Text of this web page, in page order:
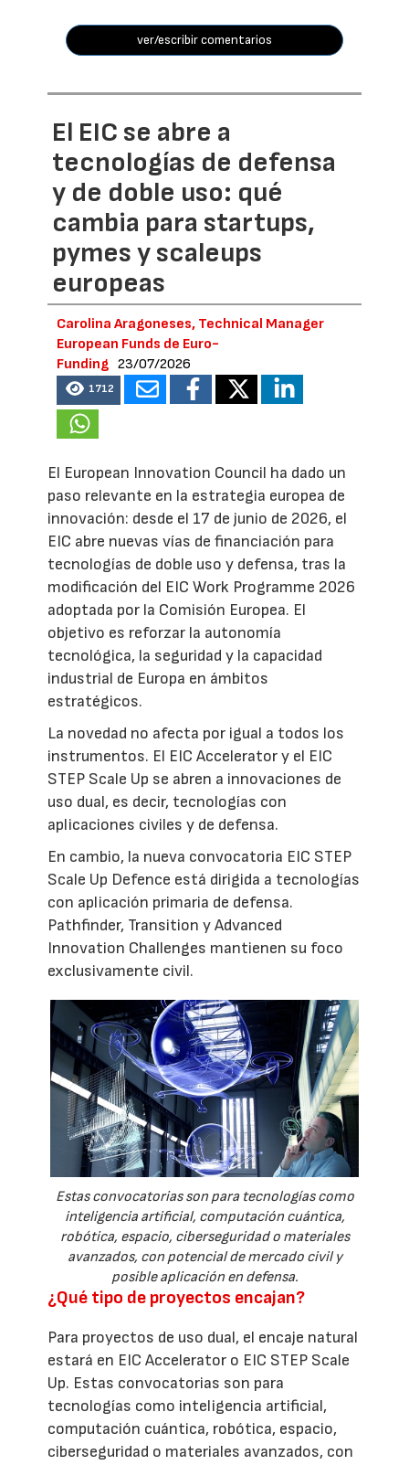
ver/escribir comentarios
El EIC se abre a
tecnologías de defensa
y de doble uso: qué
cambia para startups,
pymes y scaleups
europeas
Carolina Aragoneses, Technical Manager
European Funds de Euro-
Funding 23/07/2026
1712
El European Innovation Council ha dado un
paso relevante en la estrategia europea de
innovación: desde el 17 de junio de 2026, el
EIC abre nuevas vías de financiación para
tecnologías de doble uso y defensa, tras la
modificación del EIC Work Programme 2026
adoptada por la Comisión Europea. El
objetivo es reforzar la autonomía
tecnológica, la seguridad y la capacidad
industrial de Europa en ámbitos
estratégicos.
La novedad no afecta por igual a todos los
instrumentos. El EIC Accelerator y el EIC
STEP Scale Up se abren a innovaciones de
uso dual, es decir, tecnologías con
aplicaciones civiles y de defensa.
En cambio, la nueva convocatoria EIC STEP
Scale Up Defence está dirigida a tecnologías
con aplicación primaria de defensa.
Pathfinder, Transition y Advanced
Innovation Challenges mantienen su foco
exclusivamente civil.
Estas convocatorias son para tecnologías como
inteligencia artificial, computación cuántica,
robótica, espacio, ciberseguridad o materiales
avanzados, con potencial de mercado civil y
posible aplicación en defensa.
¿Qué tipo de proyectos encajan?
Para proyectos de uso dual, el encaje natural
estará en EIC Accelerator o EIC STEP Scale
Up. Estas convocatorias son para
tecnologías como inteligencia artificial,
computación cuántica, robótica, espacio,
ciberseguridad o materiales avanzados, con